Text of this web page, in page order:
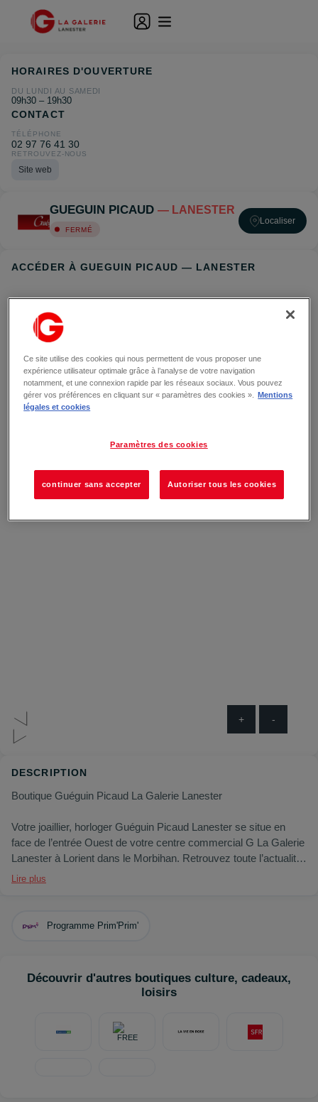
GUEGUIN PICAUD — LANESTER
FERMÉ
Localiser
ACCÉDER À GUEGUIN PICAUD — LANESTER
+ -
HORAIRES D'OUVERTURE
DU LUNDI AU SAMEDI
09h30 – 19h30
CONTACT
TÉLÉPHONE
02 97 76 41 30
RETROUVEZ-NOUS
Site web
DESCRIPTION
Boutique Guéguin Picaud La Galerie Lanester
Votre joaillier, horloger Guéguin Picaud Lanester se situe en
face de l’entrée Ouest de votre centre commercial G La Galerie
Lanester à Lorient dans le Morbihan. Retrouvez toute l’actualité
et les nouvelles collections de votre bijouterie Guéguin Picaud
petit à petit et ne cesse de se développer. Chez Guéguin Picaud
nous concevons avec soin des bijoux de haute qualité sur
Guéguin Picaud vous propose également un vaste choix de
Lire plus
Programme Prim'Prim'
Découvrir d'autres boutiques culture, cadeaux,
loisirs
Ce site utilise des cookies qui nous permettent de vous proposer une
expérience utilisateur optimale grâce à l’analyse de votre navigation
notamment, et une connexion rapide par les réseaux sociaux. Vous pouvez
gérer vos préférences en cliquant sur « paramètres des cookies ».
Mentions
légales et cookies
Paramètres des cookies
continuer sans accepter Autoriser tous les cookies